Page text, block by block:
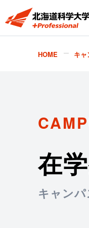
HOME キャ
在
キャン